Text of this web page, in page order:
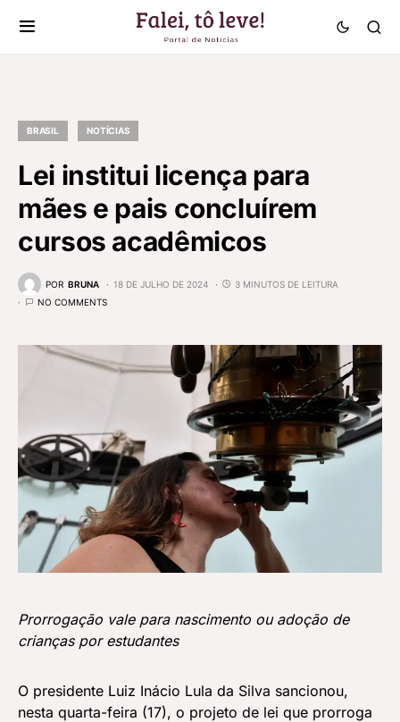
BRASIL NOTÍCIAS
Lei institui licença para
mães e pais concluírem
cursos acadêmicos
POR BRUNA 18 DE JULHO DE 2024
3 MINUTOS DE LEITURA
NO COMMENTS
Prorrogação vale para nascimento ou adoção de
crianças por estudantes
O presidente Luiz Inácio Lula da Silva sancionou,
nesta quarta-feira (17), o projeto de lei que prorroga